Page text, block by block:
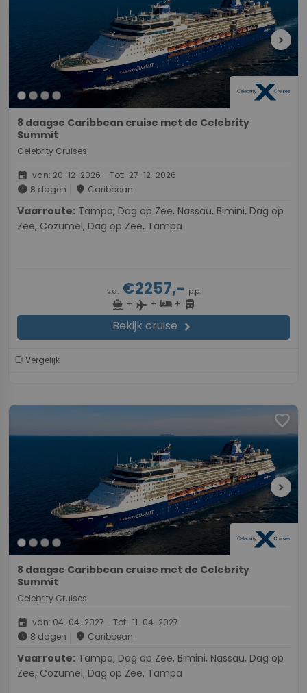
chevron_right
8 daagse Caribbean cruise met de Celebrity
Summit
Celebrity Cruises
event van: 20-12-2026 - Tot: 27-12-2026
schedule 8 dagen place Caribbean
Vaarroute:
Zee, Cozumel, Dag op Zee, Tampa
v.a.€2257,- p.p.
directions_boat + flight + hotel+ directions_bus
Bekijk cruise chevron_right
Vergelijk
favorite
chevron_right
8 daagse Caribbean cruise met de Celebrity
Summit
Celebrity Cruises
event van: 04-04-2027 - Tot: 11-04-2027
schedule 8 dagen place Caribbean
Vaarroute:
Zee, Cozumel, Dag op Zee, Tampa